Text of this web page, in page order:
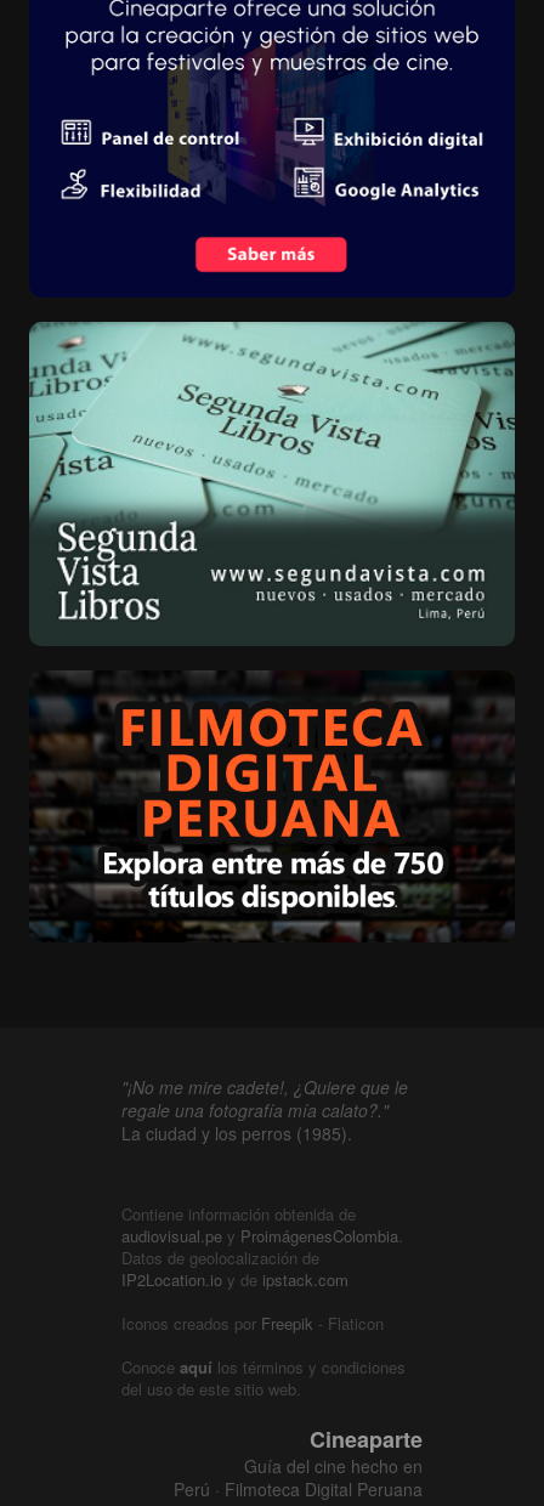
"¡No me mire cadete!, ¿Quiere que le
regale una fotografía mía calato?."
La ciudad y los perros (1985).
Contiene información obtenida de
audiovisual.pe y ProimágenesColombia
Datos de geolocalización de
IP2Location.io y de ipstack.com
Iconos creados por Freepik - Flaticon
Conoce aquí los términos y condiciones
del uso de este sitio web.
Cineaparte
Guía del cine hecho en
Perú · Filmoteca Digital Peruana